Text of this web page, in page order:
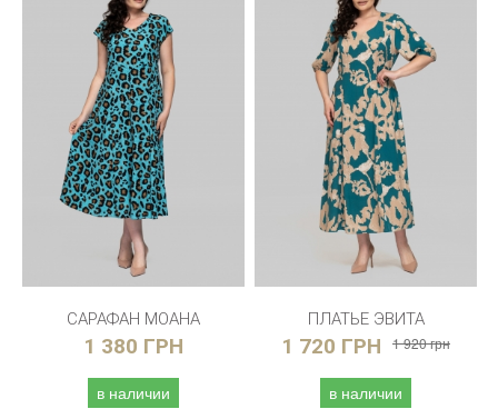
САРАФАН МОАНА
1 380 ГРН
в наличии
ПЛАТЬЕ ЭВИТА
1 720 ГРН 1 920 грн
в наличии